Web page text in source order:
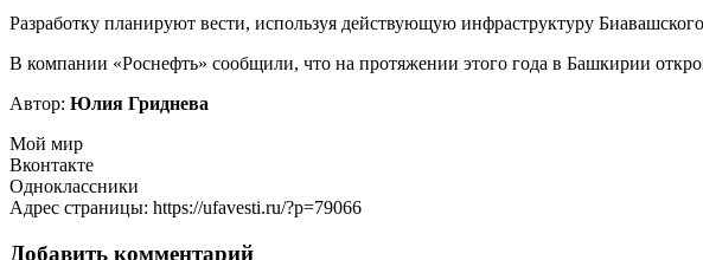
Разработку планируют вести, используя действующую инфраструктуру
В компании «Роснефть» сообщили, что на протяжении этого года в Башкирии
Автор: Юлия Гриднева
Мой мир
Вконтакте
Одноклассники
Адрес страницы: https://ufavesti.ru/?p=79066
Добавить комментарий